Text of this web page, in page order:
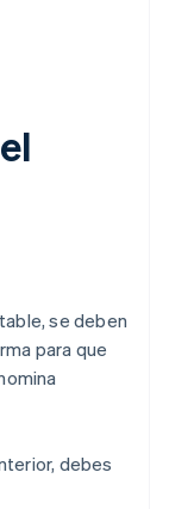
se deben
para que
debes